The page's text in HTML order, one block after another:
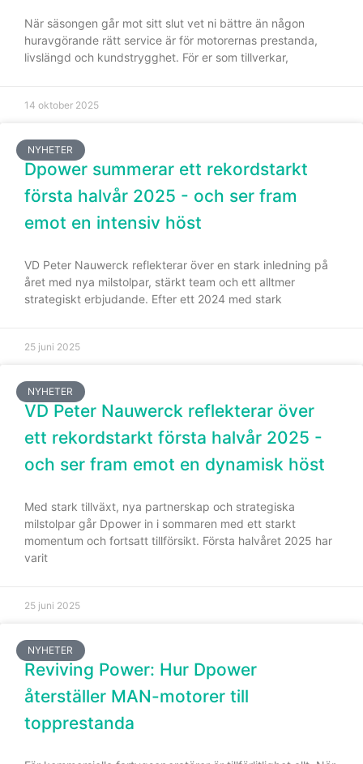
När säsongen går mot sitt slut vet ni bättre än någon
huravgörande rätt service är för motorernas prestanda,
livslängd och kundstrygghet. För er som tillverkar,
14 oktober 2025
NYHETER
Dpower summerar ett rekordstarkt
första halvår 2025 - och ser fram
emot en intensiv höst
VD Peter Nauwerck reflekterar över en stark inledning på
året med nya milstolpar, stärkt team och ett alltmer
strategiskt erbjudande. Efter ett 2024 med stark
25 juni 2025
NYHETER
VD Peter Nauwerck reflekterar över
ett rekordstarkt första halvår 2025 -
och ser fram emot en dynamisk höst
Med stark tillväxt, nya partnerskap och strategiska
milstolpar går Dpower in i sommaren med ett starkt
momentum och fortsatt tillförsikt. Första halvåret 2025 har
varit
25 juni 2025
NYHETER
Reviving Power: Hur Dpower
återställer MAN-motorer till
topprestanda
kommer viss
funktionalitet
att försvinna
Marknadsföring
Genom att dela
med dig av dina
intressen och ditt
beteende när du
personligt
anpassat innehåll
och erbjudanden.